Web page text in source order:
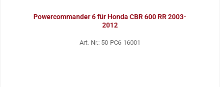
Powercommander 6 für Honda CBR 600 RR 2003-
2012
Art.-Nr.: 50-PC6-16001